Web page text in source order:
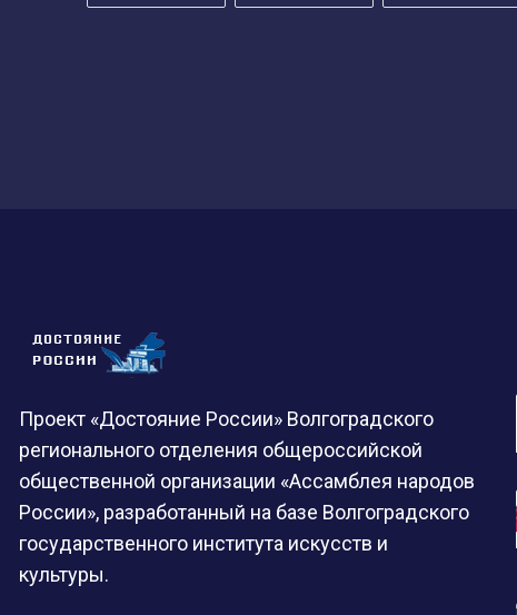
Проект «Достояние России» Волгоградского
регионального отделения общероссийской
общественной организации «Ассамблея народов
России», разработанный на базе Волгоградского
государственного института искусств и
культуры.